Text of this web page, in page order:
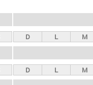
D L M
D L M